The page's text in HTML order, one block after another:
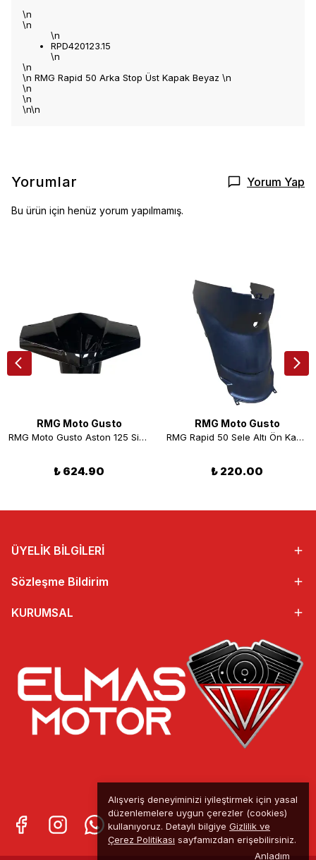
Alışveriş deneyiminizi iyileştirmek için yasal
düzenlemelere uygun çerezler (cookies)
kullanıyoruz. Detaylı bilgiye Gizlilik ve
Çerez Politikası sayfamızdan erişebilirsiniz.
Anladım
\n
\n
\n
RPD420123.15
\n
\n
\n RMG Rapid 50 Arka Stop Üst Kapak Beyaz \n
\n
\n
\n\n
Yorumlar Yorum Yap
Bu ürün için henüz yorum yapılmamış.
RMG Moto Gusto
RMG Moto Gusto Aston 125 Siperlik Kafa Grenajı Siyah
₺ 624.90
RMG Moto Gusto
RMG Rapid 50 Sele Altı Ön Kapak
₺ 220.00
ÜYELİK BİLGİLERİ
Sözleşme Bildirim
KURUMSAL